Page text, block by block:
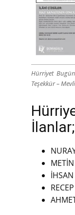
Hürriyet
Teşekkür –
İlanlar;